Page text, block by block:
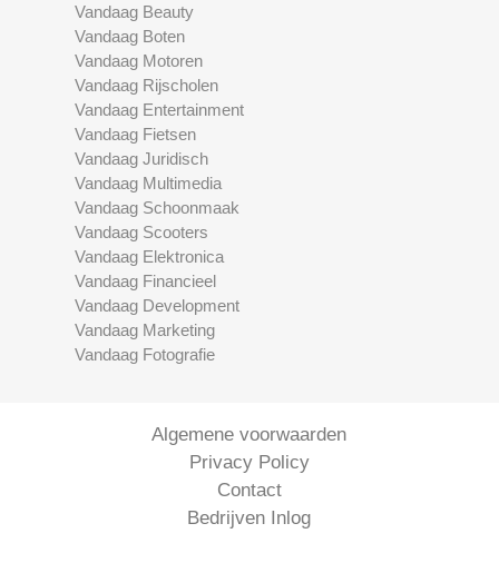
Vandaag Beauty
Vandaag Boten
Vandaag Motoren
Vandaag Rijscholen
Vandaag Entertainment
Vandaag Fietsen
Vandaag Juridisch
Vandaag Multimedia
Vandaag Schoonmaak
Vandaag Scooters
Vandaag Elektronica
Vandaag Financieel
Vandaag Development
Vandaag Marketing
Vandaag Fotografie
Algemene voorwaarden
Privacy Policy
Contact
Bedrijven Inlog